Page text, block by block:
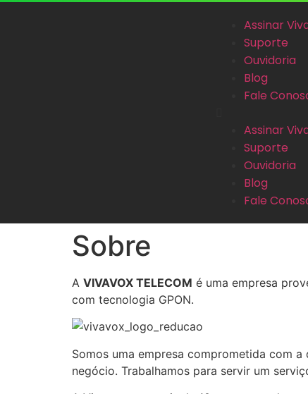
Assinar
Suporte
Ouvidoria
Blog
Fale
Assinar
Suporte
Ouvidoria
Blog
Fale
Sobre
A VIVAVOX TELECOM é uma empresa
com tecnologia GPON.
Somos uma empresa comprometida com
negócio. Trabalhamos para servir um